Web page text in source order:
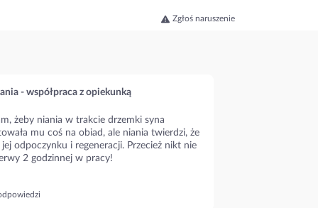
Zgłoś naruszenie
- współpraca z opiekunką
żeby niania w trakcie drzemki syna
mu coś na obiad, ale niania twierdzi, że
odpoczynku i regeneracji. Przecież nikt nie
2 godzinnej w pracy!